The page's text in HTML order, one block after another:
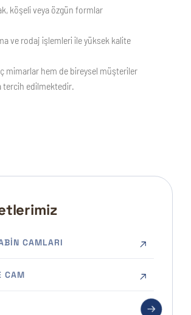
köşeli veya özgün formlar
ve rodaj işlemleri ile yüksek kalite
iç mimarlar hem de bireysel müşteriler
tercih edilmektedir.
CAMLARI
CAM